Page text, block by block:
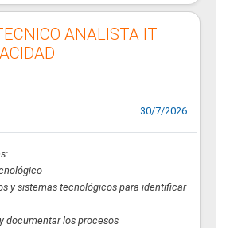
ANALISTA IT
30/7/2026
y sistemas tecnológicos para identificar
documentar los procesos